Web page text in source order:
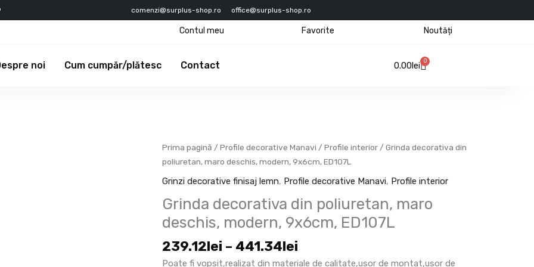
comenzi@surplus-shop.ro office@surplus-shop.ro
Contul meu Favorite Noutăți
noi Cum cumpăr/plătesc Contact 0.00lei 0
Cart
Prima pagină /Profile decorative Manavi /Profile interior / Grinda decorativa din
poliuretan, maro deschis, modern, 9x6cm, ED107L
Grinzi decorative finisaj lemn, Profile decorative Manavi, Profile interior
Grinda decorativa din poliuretan, maro
deschis, modern, 9x6cm, ED107L
239.12lei – 441.34lei
Interval
de
prețuri:
239.12lei
până
la
441.34lei
Poate fi vopsit,realizat din materiale de calitate,usor de montat,usor de
Cantitate
Grinda
decorativa
poliuretan,
maro
modern,
9x6cm,